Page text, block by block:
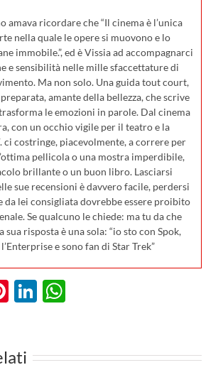
amava ricordare che “Il cinema è l’unica
nella quale le opere si muovono e lo
immobile.”, ed è Vissia ad accompagnarci
e sensibilità nelle mille sfaccettature di
Ma non solo. Una guida tout court,
amante della bellezza, che scrive
le emozioni in parole. Dal cinema
con un occhio vigile per il teatro e la
ci costringe, piacevolmente, a correre per
pellicola o una mostra imperdibile,
brillante o un buon libro. Lasciarsi
sue recensioni è davvero facile, perdersi
da lei consigliata dovrebbe essere proibito
Se qualcuno le chiede: ma tu da che
sua risposta è una sola: “io sto con Spok,
e sono fan di Star Trek”
Pinterest
LinkedIn
cinema il 23